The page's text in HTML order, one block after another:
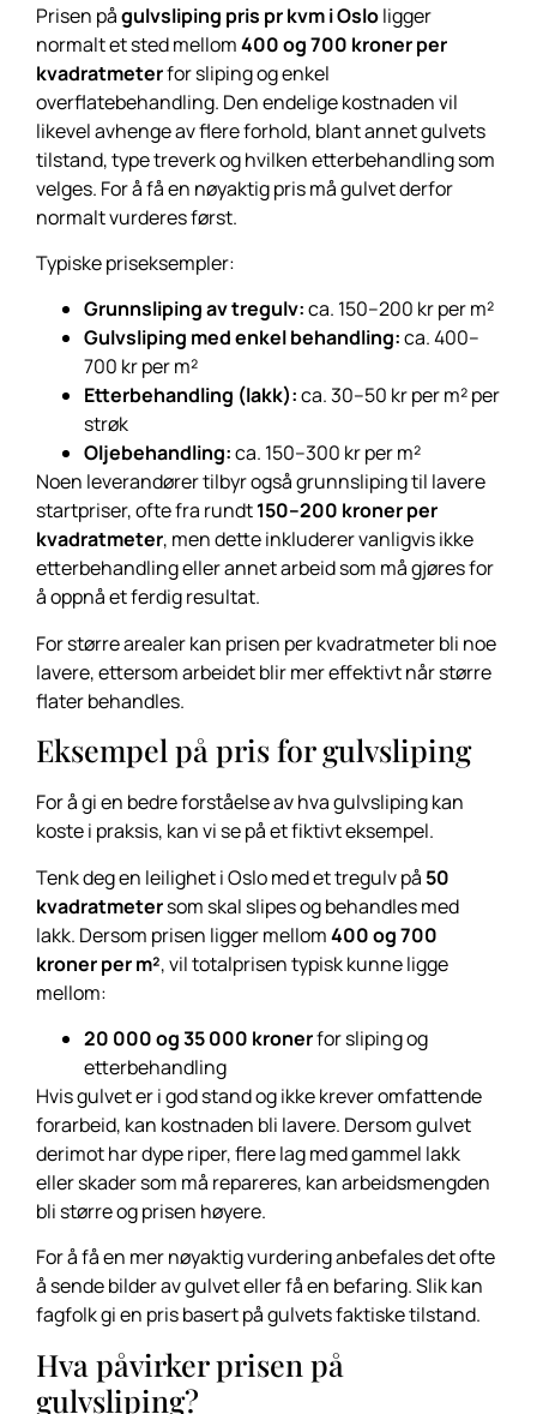
Prisen pågulvsliping pris pr kvm i Osloligger
normalt et sted mellom400 og 700 kroner per
kvadratmeterfor sliping og enkel
overflatebehandling. Den endelige kostnaden vil
likevel avhenge av flere forhold, blant annet gulvets
tilstand, type treverk og hvilken etterbehandling som
velges. For å få en nøyaktig pris må gulvet derfor
normalt vurderes først.
Typiske priseksempler:
Grunnsliping av tregulv:ca. 150–200 kr per m²
Gulvsliping med enkel behandling:ca. 400–
700 kr per m²
Etterbehandling (lakk):ca. 30–50 kr per m² per
strøk
Oljebehandling:ca. 150–300 kr per m²
Noen leverandører tilbyr også grunnsliping til lavere
startpriser, ofte fra rundt150–200 kroner per
kvadratmeter, men dette inkluderer vanligvis ikke
etterbehandling eller annet arbeid som må gjøres for
å oppnå et ferdig resultat.
For større arealer kan prisen per kvadratmeter bli noe
lavere, ettersom arbeidet blir mer effektivt når større
flater behandles.
Eksempel på pris for gulvsliping
For å gi en bedre forståelse av hva gulvsliping kan
koste i praksis, kan vi se på et fiktivt eksempel.
Tenk deg en leilighet i Oslo med et tregulv på 50
kvadratmetersom skal slipes og behandles med
lakk. Dersom prisen ligger mellom400 og 700
kroner per m², vil totalprisen typisk kunne ligge
mellom:
20 000 og 35 000 kronerfor sliping og
etterbehandling
Hvis gulvet er i god stand og ikke krever omfattende
forarbeid, kan kostnaden bli lavere. Dersom gulvet
derimot har dype riper, flere lag med gammel lakk
eller skader som må repareres, kan arbeidsmengden
bli større og prisen høyere.
For å få en mer nøyaktig vurdering anbefales det ofte
å sende bilder av gulvet eller få en befaring. Slik kan
fagfolk gi en pris basert på gulvets faktiske tilstand.
Hva påvirker prisen på
gulvsliping?